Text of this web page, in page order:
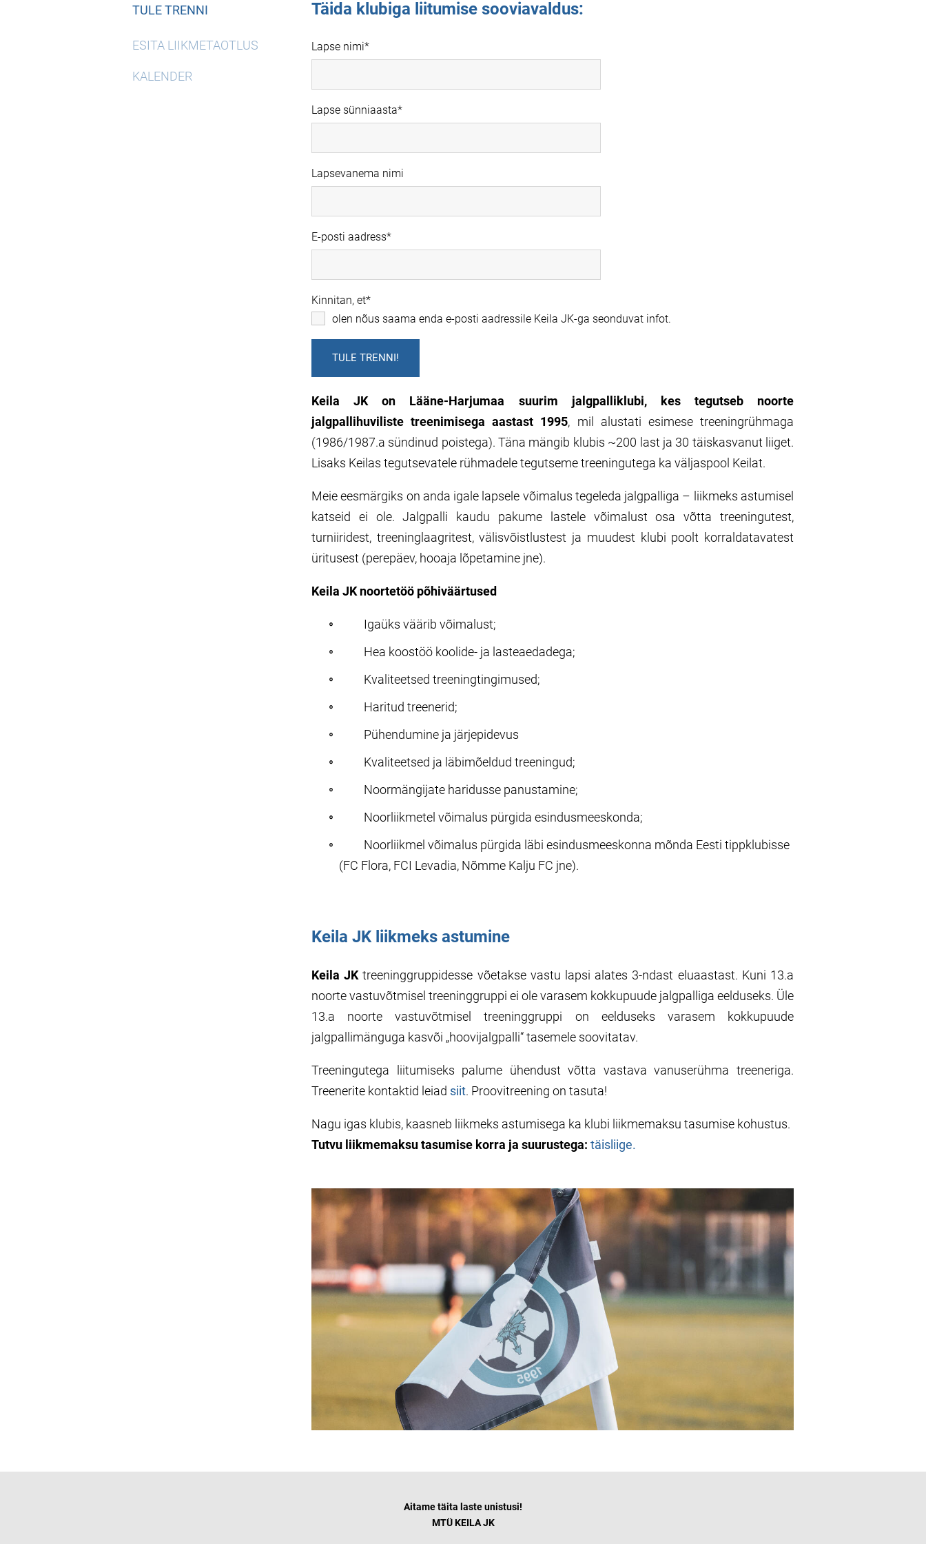
TULE TRENNI
ESITA LIIKMETAOTLUS
KALENDER
Täida klubiga liitumise sooviavaldus:
Lapse nimi
Lapse sünniaasta
Lapsevanema nimi
E-posti aadress
Kinnitan, et
olen nõus saama enda e-posti aadressile Keila JK-ga seonduvat infot.
Keila JK
on Lääne-Harjumaa suurim jalgpalliklubi, kes tegutseb noorte
jalgpallihuviliste treenimisega aastast 1995, mil alustati esimese treeningrühmaga
(1986/1987.a sündinud poistega). Täna mängib klubis ~200 last ja 30 täiskasvanut liiget.
Lisaks Keilas tegutsevatele rühmadele tegutseme treeningutega ka väljaspool Keilat.
Meie eesmärgiks on anda igale lapsele võimalus tegeleda jalgpalliga – liikmeks astumisel
katseid ei ole. Jalgpalli kaudu pakume lastele võimalust osa võtta treeningutest,
turniiridest, treeninglaagritest, välisvõistlustest ja muudest klubi poolt korraldatavatest
üritusest (perepäev, hooaja lõpetamine jne).
Keila JK noortetöö põhiväärtused
Igaüks väärib võimalust;
Hea koostöö koolide- ja lasteaedadega;
Kvaliteetsed treeningtingimused;
Haritud treenerid;
Pühendumine ja järjepidevus
Kvaliteetsed ja läbimõeldud treeningud;
Noormängijate haridusse panustamine;
Noorliikmetel võimalus pürgida esindusmeeskonda;
Noorliikmel võimalus pürgida läbi esindusmeeskonna mõnda Eesti tippklubisse
(FC Flora, FCI Levadia, Nõmme Kalju FC jne).
Keila JK liikmeks astumine
Keila JKtreeninggruppidesse võetakse vastu lapsi alates 3-ndast eluaastast. Kuni 13.a
noorte vastuvõtmisel treeninggruppi ei ole varasem kokkupuude jalgpalliga eelduseks. Üle
13.a noorte vastuvõtmisel treeninggruppi on eelduseks varasem kokkupuude
jalgpallimänguga kasvõi „hoovijalgpalli“ tasemele soovitatav.
Treeningutega liitumiseks palume ühendust võtta vastava vanuserühma treeneriga.
Treenerite kontaktid leiad siit. Proovitreening on tasuta!
Nagu igas klubis, kaasneb liikmeks astumisega ka klubi liikmemaksu tasumise kohustus.
Tutvu liikmemaksu tasumise korra ja suurustega: täisliige.
Aitame täita laste unistusi!
MTÜ KEILA JK